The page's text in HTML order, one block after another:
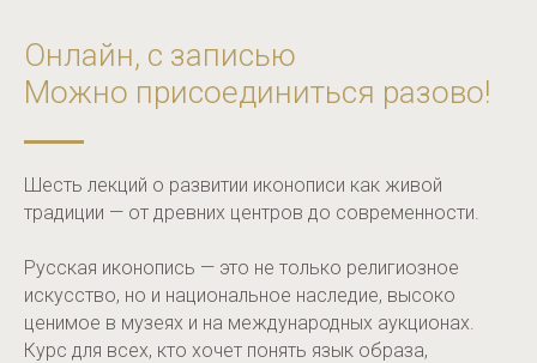
Онлайн, с записью
Можно присоединиться разово!
Шесть лекций о развитии иконописи как живой
традиции — от древних центров до современности.
Русская иконопись — это не только религиозное
искусство, но и национальное наследие, высоко
ценимое в музеях и на международных аукционах.
Курс для всех, кто хочет понять язык образа,